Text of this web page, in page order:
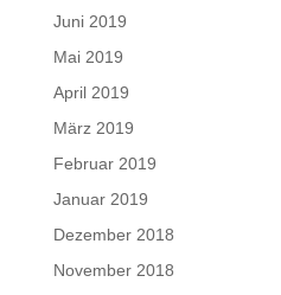
Juni 2019
Mai 2019
April 2019
März 2019
Februar 2019
Januar 2019
Dezember 2018
November 2018